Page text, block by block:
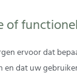
of
ervoor dat
en dat uw